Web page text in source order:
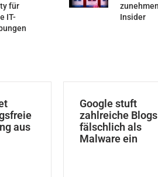
für
IT-
Insider
aus
Google stuft
zahlreiche Blogs
fälschlich als
Malware ein